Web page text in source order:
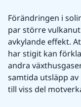
Förändringen i
par större
avkylande effekt.
har stigit kan
andra
samtida utsläpp
till viss del